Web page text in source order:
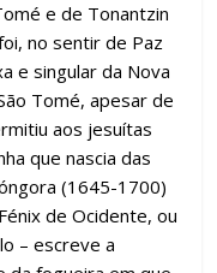
e de Tonantzin
no sentir de Paz
e singular da Nova
Tomé, apesar de
aos jesuítas
que nascia das
(1645-1700)
de Ocidente, ou
– escreve a